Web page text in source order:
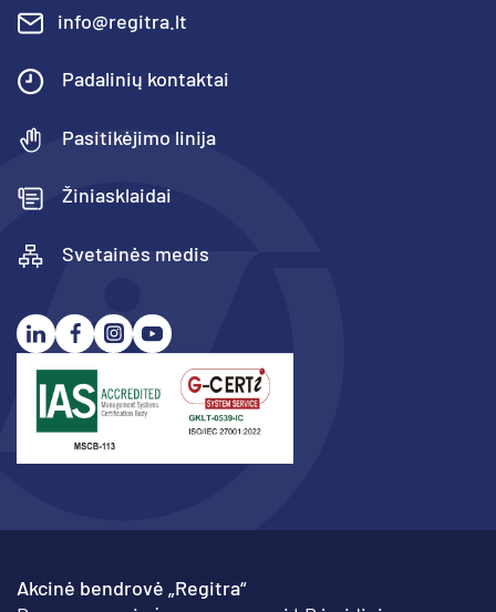
info@regitra.lt
Padalinių kontaktai
Pasitikėjimo linija
Žiniasklaidai
Svetainės medis
Akcinė bendrovė „Regitra“